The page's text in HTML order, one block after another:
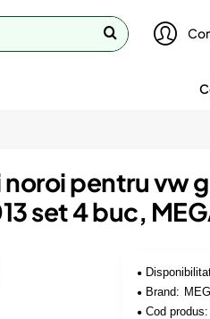
pentru vw
set 4 buc,
Brand:
Cod produs: